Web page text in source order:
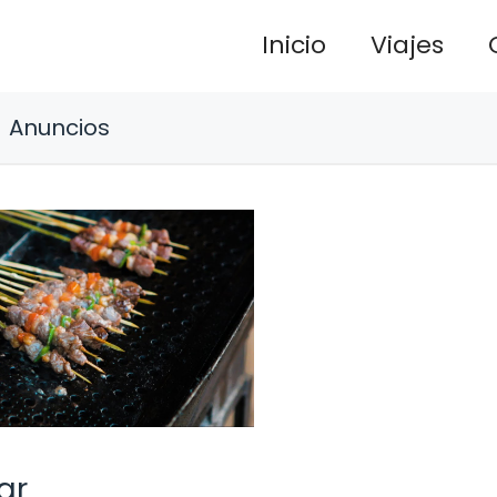
Inicio Viajes
Anuncios